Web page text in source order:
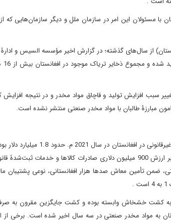
با مسئولان این امر در سازمان ملل و دیگر سازمان‌هایی که
از سال‌های گذشته؛ در گزارش اخیر مؤسسه السیس و
سبب افزایش تولید و قاچاق مواد مخدر و در نتیجه
مبارزۀ طالبان با مواد مخدر صنعتی منتشر نشده است.
بنابر گزارش دفتر مواد مخدر و جرائم سازمان ملل متحد، ارزش ناخالص اقتصاد مواد مخدر غیرقانونی
که حدود 9 تا 14 درصد تولید ناخالص داخلی افغانستان را تشکیل می‌دهد. این رقم دو برابر ارزش 900 میلیون دلاری صادرات کالاها و
ضمن تأمین معاش صدها هزار افغانستانی، نوعی پشتیبان
به کشت خشخاش وابسته بوده و کشت جایگزین مقرون به
مواد مخدر صنعتی در سه سال اخیر شده است. برخی از